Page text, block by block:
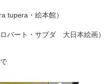
・絵本館）
ート・サブダ 大日本絵画）